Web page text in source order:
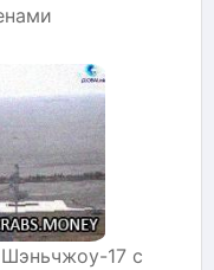
Шэньчжоу-17 с